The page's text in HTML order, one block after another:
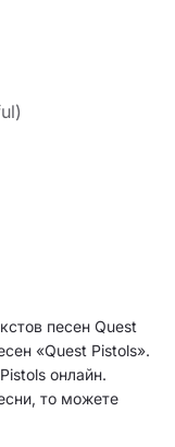
песен Quest
«Quest Pistols».
онлайн.
то можете